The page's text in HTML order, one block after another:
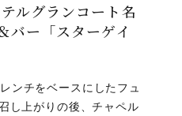
ルグランコート名
ー「スターゲイ
ンチをベースにしたフュ
し上がりの後、チャペル